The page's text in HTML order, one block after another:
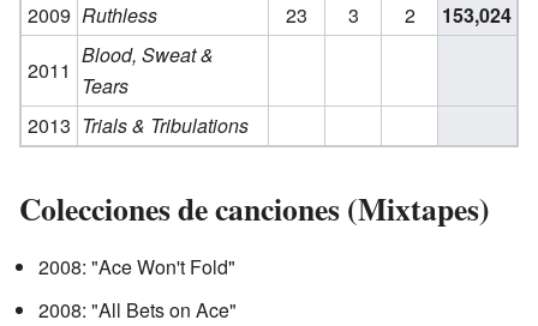
2009 Ruthless 23 3 2
153,024
2011
Blood, Sweat &
Tears
2013 Trials & Tribulations
Colecciones de canciones (Mixtapes)
2008: "Ace Won't Fold"
2008: "All Bets on Ace"